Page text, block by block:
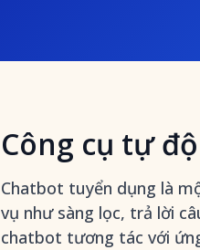
Công cụ tự
Chatbot tuyển dụng là
vụ như sàng lọc, trả lời
chatbot tương tác với